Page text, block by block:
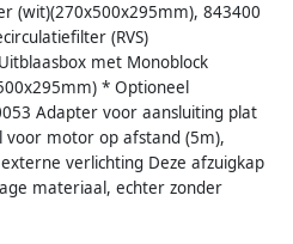
(wit)(270x500x295mm), 843400
(RVS)
met Monoblock
* Optioneel
Adapter voor aansluiting plat
voor motor op afstand (5m),
verlichting Deze afzuigkap
materiaal, echter zonder